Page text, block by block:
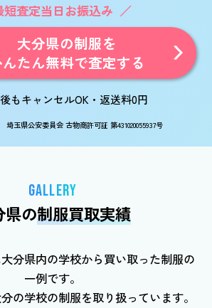
短査定当日お振込み
大分県の制服を
たん無料で査定する
もキャンセルOK・返送料0円
玉県公安委員会 古物商許可証 第431020055937号
GALLERY
県の制服買取実績
分県内の学校から買い取った制服の
一例です。
の学校の制服を取り扱っています。